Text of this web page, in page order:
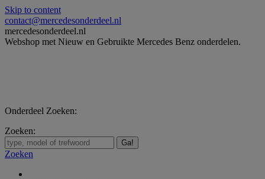
Skip to content
contact@mercedesonderdeel.nl
mercedesonderdeel.nl
Webshop met Nieuw en Gebruikte Mercedes Benz onderdelen.
Onderdeel Zoeken:
Zoeken:
Zoeken